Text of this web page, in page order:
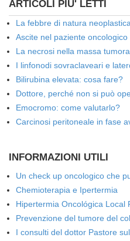
ARTICOLI PIU' LETTI
La febbre di natura neoplastica
Ascite nel paziente oncologico
La necrosi nella massa
I linfonodi sovraclaveari e
Bilirubina elevata: cosa fare?
Dottore, perché non si può
Emocromo: come valutarlo?
Carcinosi peritoneale in fase
INFORMAZIONI UTILI
Un check up oncologico che
Chemioterapia e Ipertermia
Hipertermia Oncológica Local
Prevenzione del tumore del
I consulti del dottor Pastore